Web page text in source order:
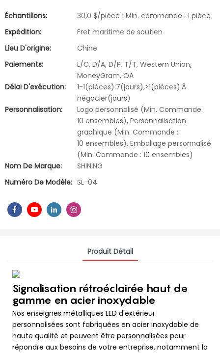
Échantillons:
30,0 $/pièce | Min. commande : 1 pièce
Expédition:
Fret maritime de soutien
Lieu D'origine:
Chine
Paiements:
L/C, D/A, D/P, T/T, Western Union,
MoneyGram, OA
Délai D'exécution:
1-1(pièces):7(jours),>1(pièces):À
négocier(jours)
Personnalisation:
Logo personnalisé (Min. Commande :
10 ensembles), Personnalisation
graphique (Min. Commande :
10 ensembles), Emballage personnalisé
(Min. Commande : 10 ensembles)
Nom De Marque:
SHINING
Numéro De Modèle: SL-04
Produit Détail
Signalisation rétroéclairée haut de
gamme en acier inoxydable
Nos enseignes métalliques LED d'extérieur
personnalisées sont fabriquées en acier inoxydable de
haute qualité et peuvent être personnalisées pour
répondre aux besoins de votre entreprise, notamment la